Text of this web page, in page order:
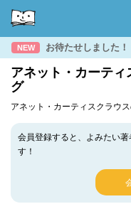
NEW お待たせしました
アネット・カーテ
グ
アネット・カーティスクラウ
会員登録すると、よみたい
す！